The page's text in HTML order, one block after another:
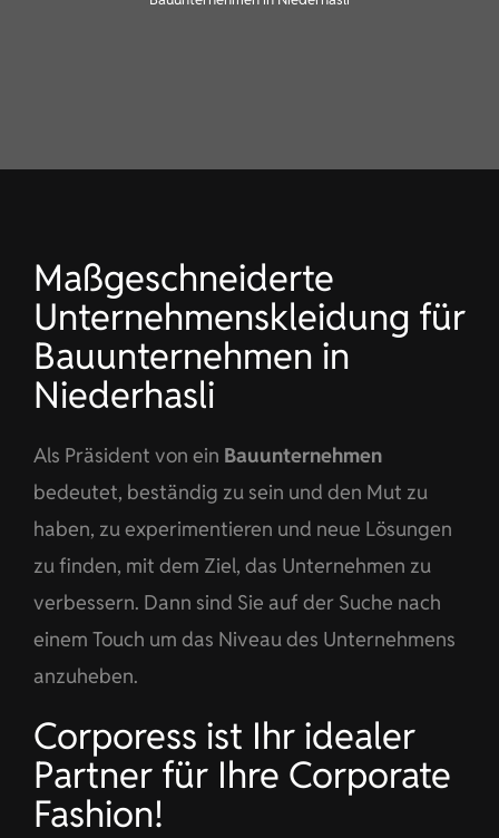
Maßgeschneiderte
Unternehmenskleidung für
Bauunternehmen in
Niederhasli
Als Präsident von ein Bauunternehmen
bedeutet, beständig zu sein und den Mut zu
haben, zu experimentieren und neue Lösungen
zu finden, mit dem Ziel, das Unternehmen zu
verbessern. Dann sind Sie auf der Suche nach
einem Touch um das Niveau des Unternehmens
anzuheben.
Corporess ist Ihr idealer
Partner für Ihre Corporate
Fashion!